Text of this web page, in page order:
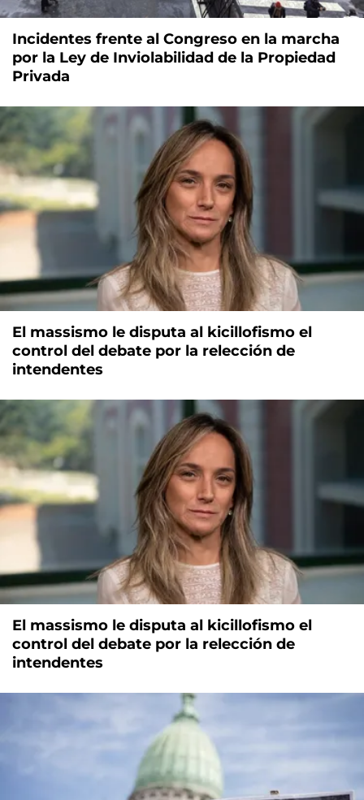
Incidentes frente al Congreso en la marcha
por la Ley de Inviolabilidad de la Propiedad
Privada
El massismo le disputa al kicillofismo el
control del debate por la relección de
intendentes
El massismo le disputa al kicillofismo el
control del debate por la relección de
intendentes